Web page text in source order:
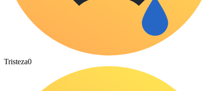
Tristeza0